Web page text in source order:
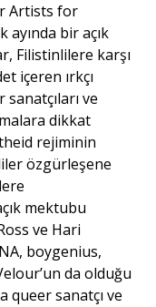
Artists for
ayında bir açık
Filistinlilere karşı
içeren ırkçı
ve
dikkat
rejiminin
özgürleşene
mektubu
ve Hari
boygenius,
da olduğu
queer sanatçı ve